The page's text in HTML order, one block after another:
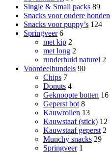
Single & Small packs 89
Snacks voor oudere honden
Snacks voor puppy’s 124
Springveer 6
met kip 2
met long 2
runderhuid naturel 2
Voordeelbundels 90
Chips 7
Donuts 4
Geknoopte botten 16
Geperst bot 8
Kauwrollen 13
Kauwstaaf (stick) 12
Kauwstaaf geperst 2
Munchy snacks 29
Springveer 1